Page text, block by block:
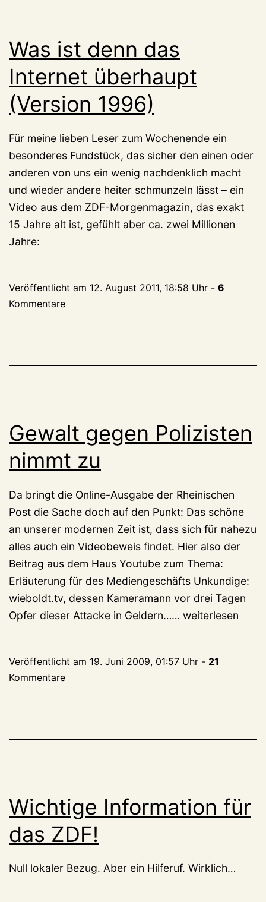
Was ist denn das
Internet überhaupt
(Version 1996)
Für meine lieben Leser zum Wochenende ein
besonderes Fundstück, das sicher den einen oder
anderen von uns ein wenig nachdenklich macht
und wieder andere heiter schmunzeln lässt – ein
Video aus dem ZDF-Morgenmagazin, das exakt
15 Jahre alt ist, gefühlt aber ca. zwei Millionen
Jahre:
Veröffentlicht am 12. August 2011, 18:58 Uhr - 6
Kommentare
Gewalt gegen Polizisten
nimmt zu
Da bringt die Online-Ausgabe der Rheinischen
Post die Sache doch auf den Punkt: Das schöne
an unserer modernen Zeit ist, dass sich für nahezu
alles auch ein Videobeweis findet. Hier also der
Beitrag aus dem Haus Youtube zum Thema:
Erläuterung für des Mediengeschäfts Unkundige:
wieboldt.tv, dessen Kameramann vor drei Tagen
Opfer dieser Attacke in Geldern…… Gewalt
nimmt
weiterlesen
Veröffentlicht am 19. Juni 2009, 01:57 Uhr - 21
Kommentare
Wichtige Information für
das ZDF!
Null lokaler Bezug. Aber ein Hilferuf. Wirklich…